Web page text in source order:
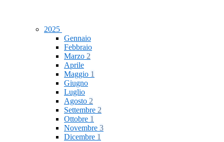
2025
Gennaio
Febbraio
Marzo 2
Aprile
Maggio 1
Giugno
Luglio
Agosto 2
Settembre 2
Ottobre 1
Novembre 3
Dicembre 1